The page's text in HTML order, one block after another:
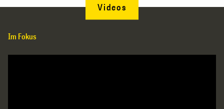
Videos
Im Fokus